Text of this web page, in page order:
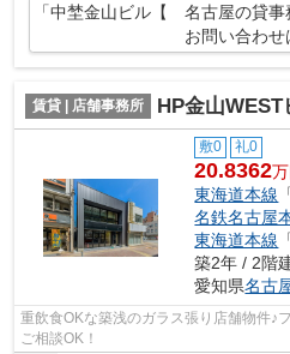
「中埜金山ビル【 名古屋の貸
お問い合わせ
賃貸 | 店舗事務所 HP金山WESTビ
敷0 礼0
20.8362
東海道本線
名鉄名古屋
東海道本線
築2年 / 2階
愛知県名古
重飲食OKな築浅のガラス張り店舗物件♪
ご相談OK！